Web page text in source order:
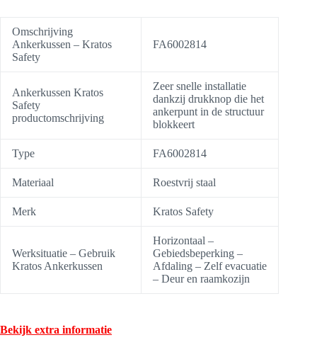
Omschrijving
Ankerkussen – Kratos
Safety
FA6002814
Ankerkussen Kratos
Safety
productomschrijving
Zeer snelle installatie
dankzij drukknop die het
ankerpunt in de structuur
blokkeert
Type FA6002814
Materiaal Roestvrij staal
Merk Kratos Safety
Werksituatie – Gebruik
Kratos Ankerkussen
Horizontaal –
Gebiedsbeperking –
Afdaling – Zelf evacuatie
– Deur en raamkozijn
Bekijk extra informatie